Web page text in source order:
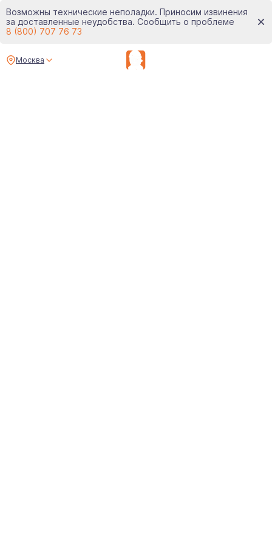
Возможны технические неполадки. Приносим извинения
за доставленные неудобства. Сообщить о проблеме
8 (800) 707 76 73
Москва